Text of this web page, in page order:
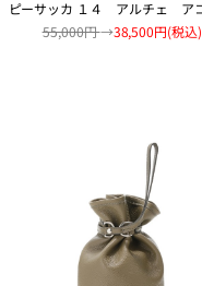
55,000円→38,500円(税込)